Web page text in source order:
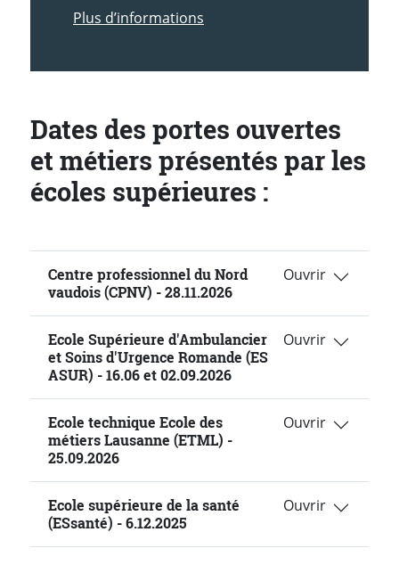
Plus d’informations
Dates des portes ouvertes
et métiers présentés par les
écoles supérieures :
Centre professionnel du Nord
vaudois (CPNV) - 28.11.2026
Ecole Supérieure d'Ambulancier
et Soins d'Urgence Romande (ES
ASUR) - 16.06 et 02.09.2026
Ecole technique Ecole des
métiers Lausanne (ETML) -
25.09.2026
Ecole supérieure de la santé
(ESsanté) - 6.12.2025